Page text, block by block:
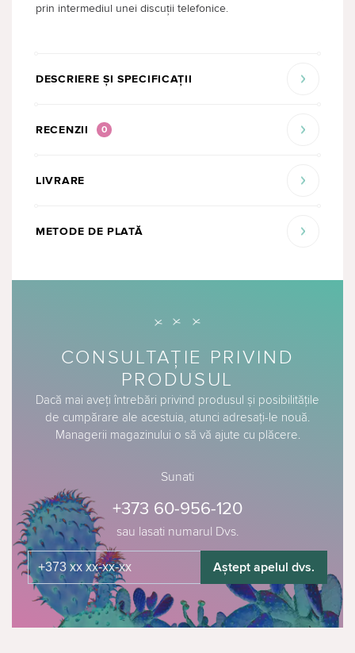
prin intermediul unei discuții telefonice.
DESCRIERE ȘI SPECIFICAȚII
RECENZII 0
LIVRARE
METODE DE PLATĂ
CONSULTAȚIE PRIVIND
PRODUSUL
Dacă mai aveți întrebări privind produsul și posibilitățile
de cumpărare ale acestuia, atunci adresați-le nouă.
Managerii magazinului o să vă ajute cu plăcere.
Sunati
sau lasati numarul Dvs.
+373 60-956-120
Aștept apelul dvs.